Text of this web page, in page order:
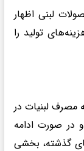
لبنی اظهار
تولید را
مصرف لبنیات در
به کمتر از ۵۰ کیلوگرم رسیده و در صورت ادامه
گذشته، بخشی